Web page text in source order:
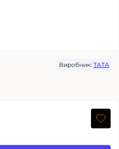
Виробник: TATA